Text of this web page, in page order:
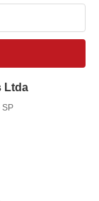
Ltda
SP